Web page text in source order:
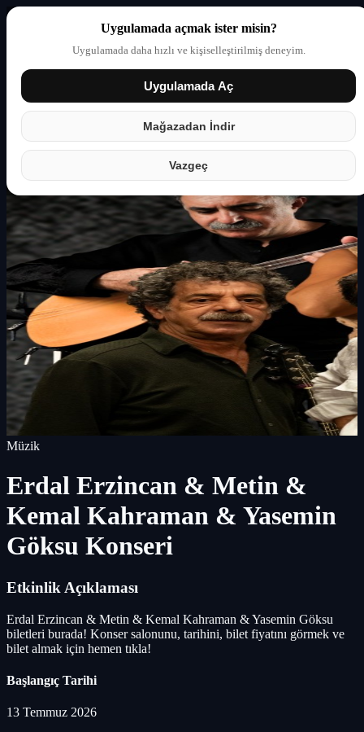
Uygulamada açmak ister misin?
Uygulamada daha hızlı ve kişiselleştirilmiş deneyim.
Uygulamada Aç
Mağazadan İndir
Vazgeç
Giriş yap Partner
Müzik
Erdal Erzincan & Metin &
Kemal Kahraman & Yasemin
Göksu Konseri
Etkinlik Açıklaması
Erdal Erzincan & Metin & Kemal Kahraman & Yasemin Göksu
biletleri burada! Konser salonunu, tarihini, bilet fiyatını görmek ve
bilet almak için hemen tıkla!
Başlangıç Tarihi
13 Temmuz 2026